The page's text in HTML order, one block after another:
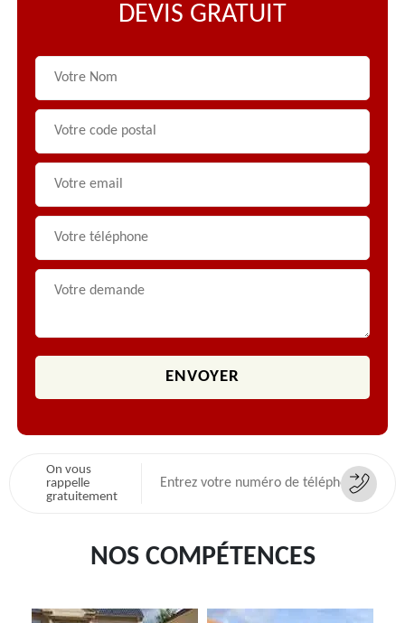
DEVIS GRATUIT
On vous
rappelle
gratuitement
NOS COMPÉTENCES